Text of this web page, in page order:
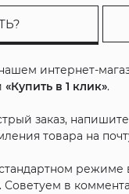
интернет-
«Купить в 1 клик».
заказ, напишите
товара на
. Советуем в